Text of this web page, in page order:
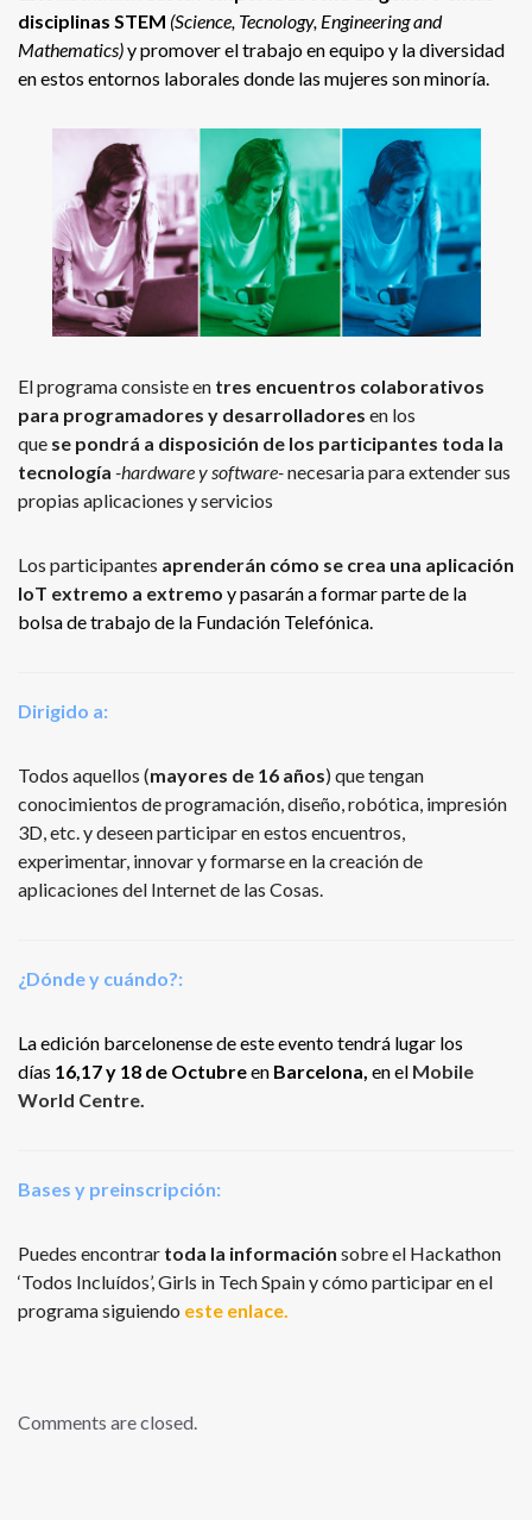
disciplinas STEM (Science, Tecnology, Engineering and
Mathematics)y promover el trabajo en equipo y la diversidad
en estos entornos laborales donde las mujeres son minoría.
El programa consiste en tres encuentros colaborativos
para programadores y desarrolladores en los
que se pondrá a disposición de los participantes toda la
tecnología -hardware y software-necesaria para extender sus
propias aplicaciones y servicios
Los participantes aprenderán cómo se crea una aplicación
IoT extremo a extremo y pasarán a formar parte de la
bolsa de trabajo de la Fundación Telefónica.
Dirigido a:
Todos aquellos (mayores de 16 años) que tengan
conocimientos de programación, diseño, robótica, impresión
3D, etc. y deseen participar en estos encuentros,
experimentar, innovar y formarse en la creación de
aplicaciones del Internet de las Cosas.
¿Dónde y cuándo?:
La edición barcelonense de este evento tendrá lugar los
días 16,17 y 18 de Octubreen Barcelona, en el Mobile
World Centre.
Bases y preinscripción:
Puedes encontrar toda la información sobre el Hackathon
‘Todos Incluídos’, Girls in Tech Spain y cómo participar en el
programa siguiendo este enlace.
Comments are closed.